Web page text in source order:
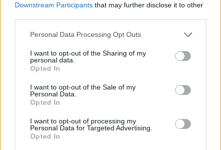
Downstream Participants that may further disclose it to other
Personal Data Processing Opt Outs
I want to opt-out of the Sharing of my
personal data.
Opted In
I want to opt-out of the Sale of my
Personal Data.
Opted In
I want to opt-out of processing my
Personal Data for Targeted Advertising.
Opted In
5 one‑hit wonders που έγιναν
ξανά διάσημοι από… ατύχημα
ΠΡΟΧΤΈΣ
χαμογελάσει, αποδεικνύει ότι ορισμένα
τραγούδια έχουν πολύ περισσότερες
Η κωμωδία που σατίρισε τον
νεοπλουτισμό και παραμένει
ΠΡΙΝ 3 ΜΈΡΕΣ
108 επεισόδια γέλιου: Η σειρά του Χάρη